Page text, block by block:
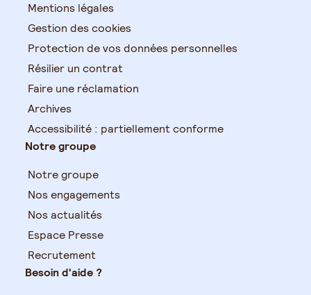
Mentions légales
Gestion des cookies
Protection de vos données personnelles
Résilier un contrat
Faire une réclamation
Archives
Accessibilité : partiellement conforme
Notre groupe
Notre groupe
Nos engagements
Nos actualités
Espace Presse
Recrutement
Besoin d'aide ?